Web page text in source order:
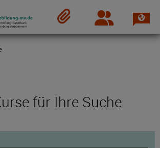
Login
für Ihre Suche